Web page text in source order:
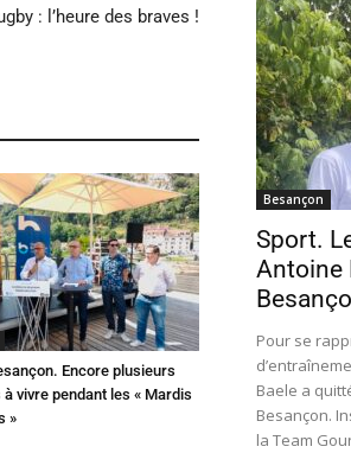
: l’heure des braves !
Encore plusieurs
vivre pendant les « Mardis
»
Besançon
Sport.
Antoine
Pour se
Baele a
Besançon.
la Team